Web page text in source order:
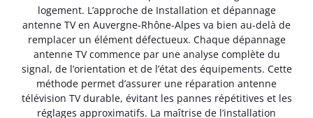
logement. L’approche de Installation et dépannage
antenne TV en Auvergne-Rhône-Alpes va bien au-delà de
remplacer un élément défectueux. Chaque dépannage
antenne TV commence par une analyse complète du
signal, de l’orientation et de l’état des équipements. Cette
méthode permet d’assurer une réparation antenne
télévision TV durable, évitant les pannes répétitives et les
réglages approximatifs. La maîtrise de l’installation